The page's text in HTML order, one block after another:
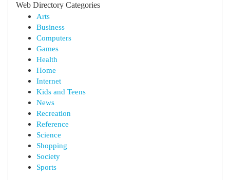
Web Directory Categories
Arts
Business
Computers
Games
Health
Home
Internet
Kids and Teens
News
Recreation
Reference
Science
Shopping
Society
Sports